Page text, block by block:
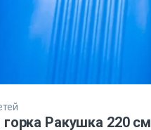
горка Ракушка 220 см